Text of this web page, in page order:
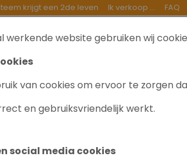
werkende website gebruiken wij
van cookies om ervoor te zorgen
en gebruiksvriendelijk werkt.
social media cookies
krijgt een 2de leven Ik verkoop ... FAQ
GOEDE DOELEN OVER ONS
AGILENT
FID